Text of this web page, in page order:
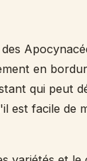
en
qui peut
est facile de